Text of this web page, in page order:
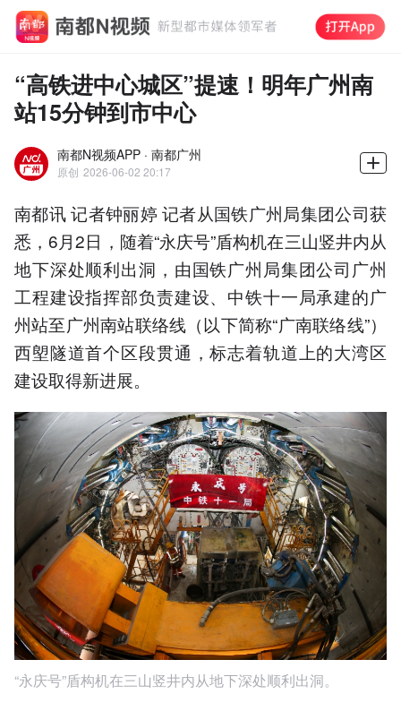
“高铁进中心城区”提速！明年广州南
站15分钟到市中心
南都N视频APP · 南都广州
原创 2026-06-02 20:17
南都讯 记者钟丽婷 记者从国铁广州局集团公司获
悉，6月2日，随着“永庆号”盾构机在三山竖井内从
地下深处顺利出洞，由国铁广州局集团公司广州
工程建设指挥部负责建设、中铁十一局承建的广
州站至广州南站联络线（以下简称“广南联络线”）
西塱隧道首个区段贯通，标志着轨道上的大湾区
建设取得新进展。
“永庆号”盾构机在三山竖井内从地下深处顺利出洞。